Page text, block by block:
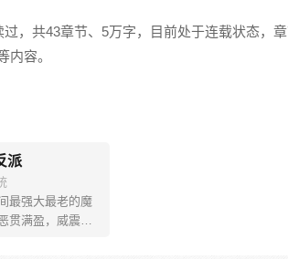
过，共43章节、5万字，目前处于连载状态，
内容。
派
最强大最老的魔
贯满盈，威震天